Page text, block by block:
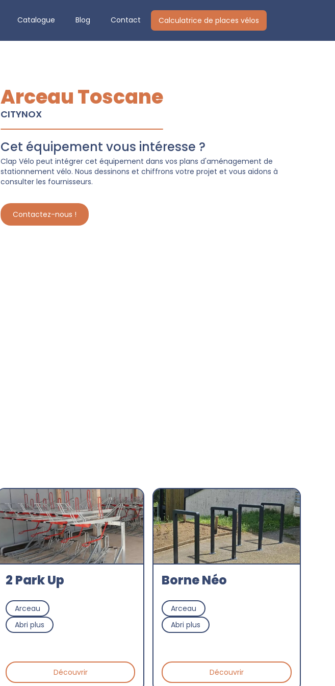
Catalogue Blog Contact Calculatrice de places vélos
Arceau Toscane
CITYNOX
Cet équipement vous intéresse ?
Clap Vélo peut intégrer cet équipement dans vos plans d'aménagement de
stationnement vélo. Nous dessinons et chiffrons votre projet et vous aidons à
consulter les fournisseurs.
Contactez-nous !
2 Park Up
Arceau
Abri plus
Découvrir
Borne Néo
Arceau
Abri plus
Découvrir